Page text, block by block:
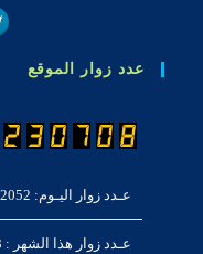
عدد زوار الموقع
عـدد زوار اليـوم: 2052
عـدد زوار هذا الشهر : 15133